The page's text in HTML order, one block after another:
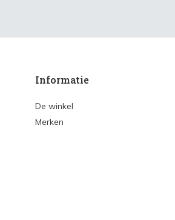
Informatie
De winkel
Merken